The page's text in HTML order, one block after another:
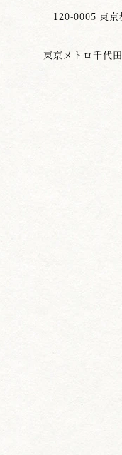
〒120-0005 東
東京メトロ千代